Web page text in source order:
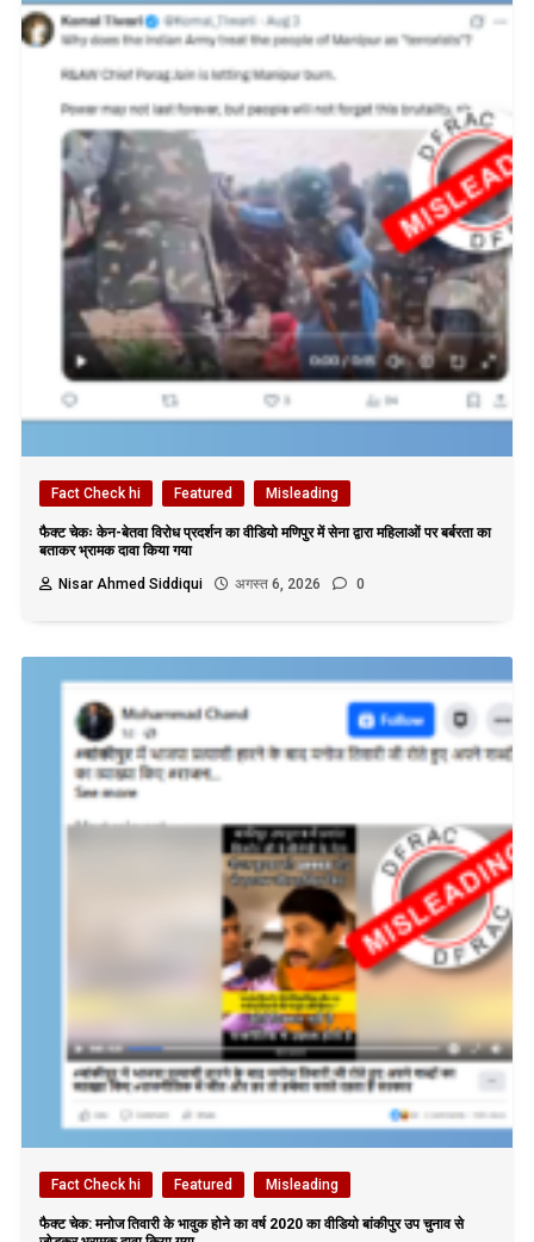
Fact Check hi Featured Misleading
फैक्ट चेकः केन-बेतवा विरोध प्रदर्शन का वीडियो मणिपुर में सेना द्वारा महिलाओं पर बर्बरता का
बताकर भ्रामक दावा किया गया
Nisar Ahmed Siddiqui
अगस्त 6, 2026 0
Fact Check hi Featured Misleading
फैक्ट चेक: मनोज तिवारी के भावुक होने का वर्ष 2020 का वीडियो बांकीपुर उप चुनाव से